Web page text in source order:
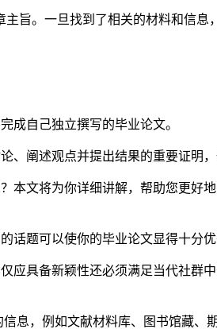
旨。一旦找到了相关的材料和信息
成自己独立撰写的毕业论文。
、阐述观点并提出结果的重要证明
本文将为你详细讲解，帮助您更好地
话题可以使你的毕业论文显得十分优
应具备新颖性还必须满足当代社群
息，例如文献材料库、图书馆藏、期